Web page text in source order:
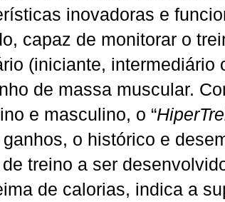
inovadoras e
capaz de monitorar o
(iniciante, intermediário
de massa muscular.
e masculino, o “
o histórico e
treino a ser
de calorias, indica a